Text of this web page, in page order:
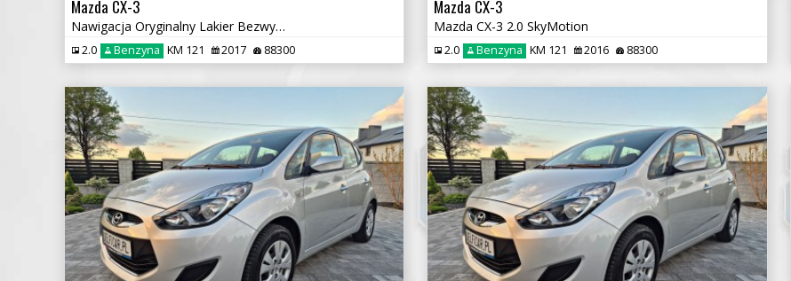
Mazda CX-3
Nawigacja Oryginalny Lakier Bezwypadkowy
2.0 Benzyna KM 121 2017 88300
Mazda CX-3
Mazda CX-3 2.0 SkyMotion
2.0 Benzyna KM 121 2016 88300